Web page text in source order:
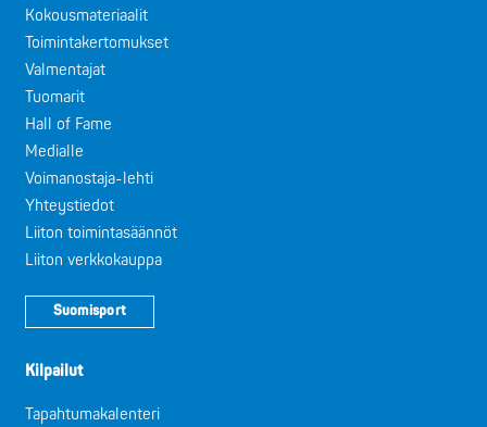
Kokousmateriaalit
Toimintakertomukset
Valmentajat
Tuomarit
Hall of Fame
Medialle
Voimanostaja-lehti
Yhteystiedot
Liiton toimintasäännöt
Liiton verkkokauppa
Suomisport
Kilpailut
Tapahtumakalenteri